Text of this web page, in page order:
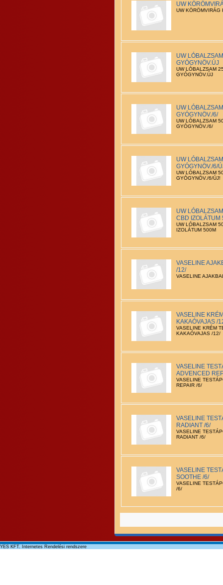
UW
UW KÖRÖMVIRÁG
UW
GYÓGYNÖV.ÚJ
UW LÓBALZSAM
GYÓGYNÖV.ÚJ
UW
GYÓGYNÖV./6/
UW LÓBALZSAM
GYÓGYNÖV./6/
UW
GYÓGYNÖV./6/
UW LÓBALZSAM
GYÓGYNÖV./6/ÚJ!
UW
CBD IZOLÁTUM
UW LÓBALZSAM
IZOLÁTUM 500M
VASELINE
/12/
VASELINE
VASELINE
KAKAÓVAJAS /
VASELINE KRÉM
KAKAÓVAJAS /12/
VASELINE
ADVENCED
VASELINE
REPAIR /6/
VASELINE
RADIANT /6/
VASELINE
RADIANT /6/
VASELINE
SOOTHE /6/
VASELINE
/6/
YES KFT. Internetes Rendelési rendszere